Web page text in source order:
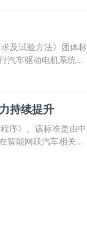
及试验方法》团体标
汽车驱动电机系统在
业的高质量发展提
持续提升
序》。该标准是由中
智能网联汽车相关技